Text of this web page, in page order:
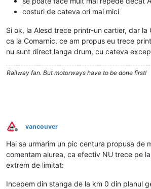
costuri de cateva ori mai mici
Si ok, la Alesd trece printr-un cartier, dar la
ca la Comarnic, ce am propus eu trece
nu sunt direct langa drum, cu cateva
Railway fan. But motorways have to be done first!
Deconectat
vancouver
Hai sa urmarim un pic centura propusa de
comentam aiurea, ca efectiv NU trece pe
extrem de limitat:
Incepem din stanga de la km 0 din planul